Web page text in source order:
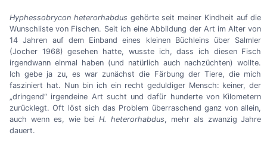
Hyphessobrycon heterorhabdus gehörte seit meiner Kindheit auf die
Wunschliste von Fischen. Seit ich eine Abbildung der Art im Alter von
14 Jahren auf dem Einband eines kleinen Büchleins über Salmler
(Jocher 1968) gesehen hatte, wusste ich, dass ich diesen Fisch
irgendwann einmal haben (und natürlich auch nachzüchten) wollte.
Ich gebe ja zu, es war zunächst die Färbung der Tiere, die mich
fasziniert hat. Nun bin ich ein recht geduldiger Mensch: keiner, der
„dringend“ irgendeine Art sucht und dafür hunderte von Kilometern
zurücklegt. Oft löst sich das Problem überraschend ganz von allein,
auch wenn es, wie beiH. heterorhabdus, mehr als zwanzig Jahre
dauert.